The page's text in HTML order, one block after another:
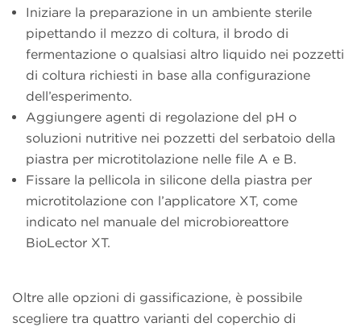
Iniziare la preparazione in un ambiente sterile
pipettando il mezzo di coltura, il brodo di
fermentazione o qualsiasi altro liquido nei pozzetti
di coltura richiesti in base alla configurazione
dell’esperimento.
Aggiungere agenti di regolazione del pH o
soluzioni nutritive nei pozzetti del serbatoio della
piastra per microtitolazione nelle file A e B.
Fissare la pellicola in silicone della piastra per
microtitolazione con l’applicatore XT, come
indicato nel manuale del microbioreattore
BioLector XT.
Oltre alle opzioni di gassificazione, è possibile
scegliere tra quattro varianti del coperchio di